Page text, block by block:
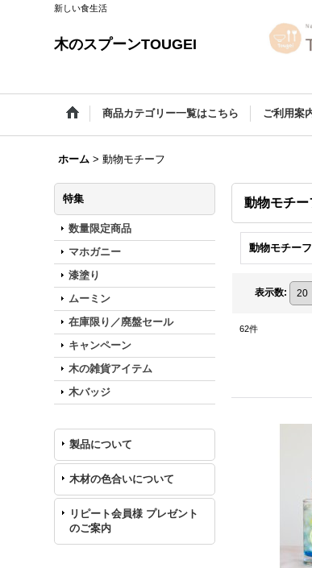
新しい食生活
木のスプーンTOUGEI
商品カテゴリー一覧はこちら ご利用案
ホーム > 動物モチーフ
特集
数量限定商品
マホガニー
漆塗り
ムーミン
在庫限り／廃盤セール
キャンペーン
木の雑貨アイテム
木バッジ
製品について
木材の色合いについて
リピート会員様 プレゼント
のご案内
動物モチー
動物モチー
表示数:
62件